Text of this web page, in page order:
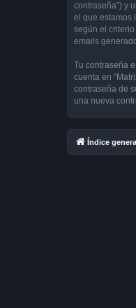
contraseña”) y
el que estamos
según el
emails
Tu contraseña
cuenta en
contraseña de
una nueva
Índice